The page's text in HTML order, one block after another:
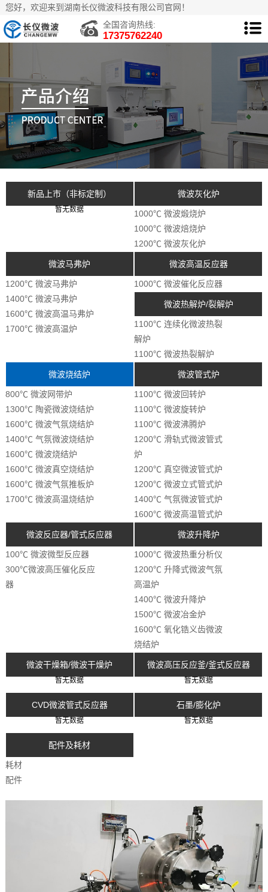
您好，欢迎来到湖南长仪微波科技有限公司官网！
全国咨询热线:
17375762240
新品上市（非标定制）
暂无数据
微波灰化炉
1000℃ 微波煅烧炉
1000℃ 微波焙烧炉
1200℃ 微波灰化炉
微波马弗炉
1200℃ 微波马弗炉
1400℃ 微波马弗炉
1600℃ 微波高温马弗炉
1700℃ 微波高温炉
微波高温反应器
1000℃ 微波催化反应器
微波热解炉/裂解炉
1100℃ 连续化微波热裂
解炉
1100℃ 微波热裂解炉
微波烧结炉
800℃ 微波网带炉
1300℃ 陶瓷微波烧结炉
1600℃ 微波气氛烧结炉
1400℃ 气氛微波烧结炉
1600℃ 微波烧结炉
1600℃ 微波真空烧结炉
1600℃ 微波气氛推板炉
1700℃ 微波高温烧结炉
微波管式炉
1100℃ 微波回转炉
1100℃ 微波旋转炉
1100℃ 微波沸腾炉
1200℃ 滑轨式微波管式
炉
1200℃ 真空微波管式炉
1200℃ 微波立式管式炉
1400℃ 气氛微波管式炉
1600℃ 微波高温管式炉
微波反应器/管式反应器
100℃ 微波微型反应器
300℃微波高压催化反应
器
微波升降炉
1000℃ 微波热重分析仪
1200℃ 升降式微波气氛
高温炉
1400℃ 微波升降炉
1500℃ 微波冶金炉
1600℃ 氧化锆义齿微波
烧结炉
微波干燥箱/微波干燥炉
暂无数据
微波高压反应釜/釜式反应器
暂无数据
CVD微波管式反应器
暂无数据
石墨/膨化炉
暂无数据
配件及耗材
耗材
配件